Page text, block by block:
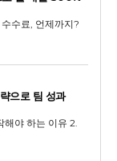
으로 팀 성과